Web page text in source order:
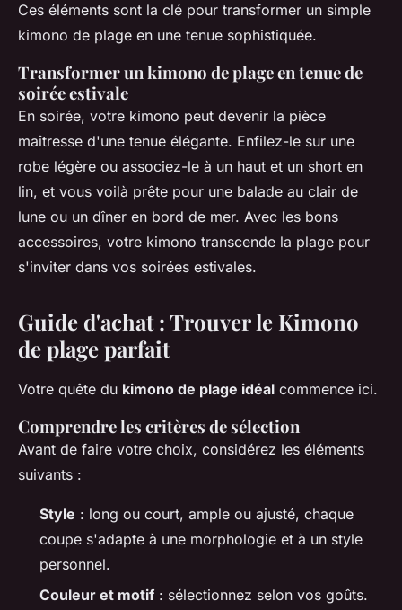
Ces éléments sont la clé pour transformer un simple
kimono de plage en une tenue sophistiquée.
Transformer un kimono de plage en tenue de
soirée estivale
En soirée, votre kimono peut devenir la pièce
maîtresse d'une tenue élégante. Enfilez-le sur une
robe légère ou associez-le à un haut et un short en
lin, et vous voilà prête pour une balade au clair de
lune ou un dîner en bord de mer. Avec les bons
accessoires, votre kimono transcende la plage pour
s'inviter dans vos soirées estivales.
Guide d'achat : Trouver le Kimono
de plage parfait
Votre quête du kimono de plage idéal commence ici.
Comprendre les critères de sélection
Avant de faire votre choix, considérez les éléments
suivants :
Style : long ou court, ample ou ajusté, chaque
coupe s'adapte à une morphologie et à un style
personnel.
Couleur et motif : sélectionnez selon vos goûts.